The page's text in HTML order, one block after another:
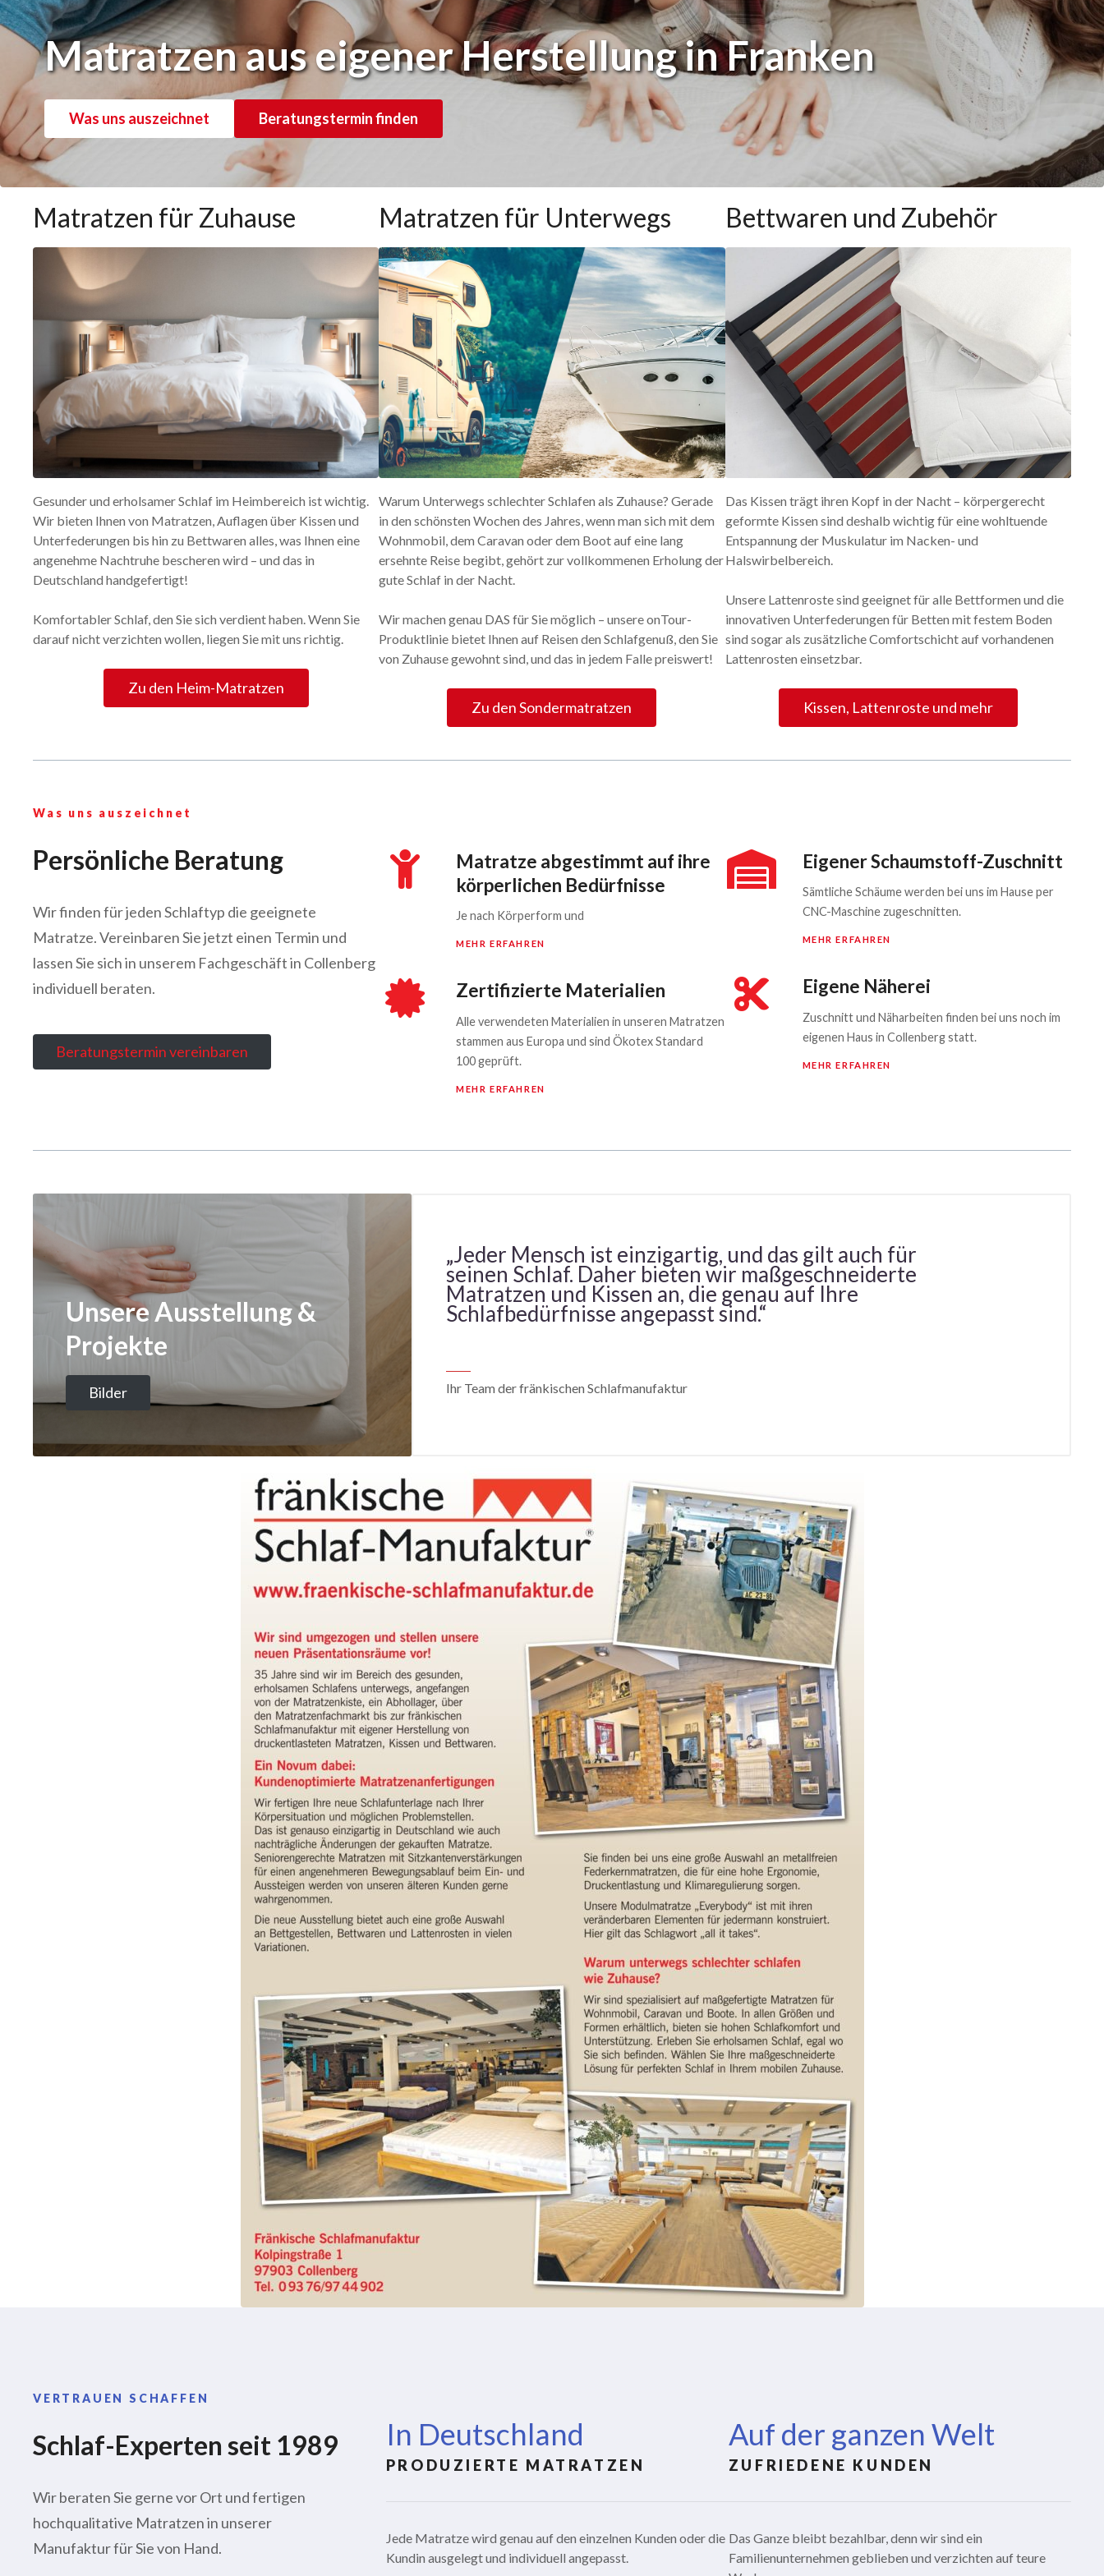
Matratzen aus eigener Herstellung in Franken
Was uns auszeichnet Beratungstermin finden
Matratzen für Zuhause
Gesunder und erholsamer Schlaf im Heimbereich ist wichtig.
Wir bieten Ihnen von Matratzen, Auflagen über Kissen und
Unterfederungen bis hin zu Bettwaren alles, was Ihnen eine
angenehme Nachtruhe bescheren wird – und das in
Deutschland handgefertigt!
Komfortabler Schlaf, den Sie sich verdient haben. Wenn Sie
darauf nicht verzichten wollen, liegen Sie mit uns richtig.
Zu den Heim-Matratzen
Matratzen für Unterwegs
Warum Unterwegs schlechter Schlafen als Zuhause? Gerade
in den schönsten Wochen des Jahres, wenn man sich mit dem
Wohnmobil, dem Caravan oder dem Boot auf eine lang
ersehnte Reise begibt, gehört zur vollkommenen Erholung der
gute Schlaf in der Nacht.
Wir machen genau DAS für Sie möglich – unsere onTour-
Produktlinie bietet Ihnen auf Reisen den Schlafgenuß, den Sie
von Zuhause gewohnt sind, und das in jedem Falle preiswert!
Zu den Sondermatratzen
Bettwaren und Zubehör
Das Kissen trägt ihren Kopf in der Nacht – körpergerecht
geformte Kissen sind deshalb wichtig für eine wohltuende
Entspannung der Muskulatur im Nacken- und
Halswirbelbereich.
Unsere Lattenroste sind geeignet für alle Bettformen und die
innovativen Unterfederungen für Betten mit festem Boden
sind sogar als zusätzliche Comfortschicht auf vorhandenen
Lattenrosten einsetzbar.
Kissen, Lattenroste und mehr
Was uns auszeichnet
Persönliche Beratung
Wir finden für jeden Schlaftyp die geeignete
Matratze. Vereinbaren Sie jetzt einen Termin und
lassen Sie sich in unserem Fachgeschäft in Collenberg
individuell beraten.
Beratungstermin vereinbaren
Matratze abgestimmt auf ihre
körperlichen Bedürfnisse
Je nach Körperform und
MEHR ERFAHREN
Zertifizierte Materialien
Alle verwendeten Materialien in unseren Matratzen
stammen aus Europa und sind Ökotex Standard
100 geprüft.
MEHR ERFAHREN
Eigener Schaumstoff-Zuschnitt
Sämtliche Schäume werden bei uns im Hause per
CNC-Maschine zugeschnitten.
MEHR ERFAHREN
Eigene Näherei
Zuschnitt und Näharbeiten finden bei uns noch im
eigenen Haus in Collenberg statt.
MEHR ERFAHREN
Unsere Ausstellung &
Projekte
Bilder
„Jeder Mensch ist einzigartig, und das gilt auch für
seinen Schlaf. Daher bieten wir maßgeschneiderte
Matratzen und Kissen an, die genau auf Ihre
Schlafbedürfnisse angepasst sind.“
Ihr Team der fränkischen Schlafmanufaktur
VERTRAUEN SCHAFFEN
Schlaf-Experten seit 1989
Wir beraten Sie gerne vor Ort und fertigen
hochqualitative Matratzen in unserer
Manufaktur für Sie von Hand.
In Deutschland
PRODUZIERTE MATRATZEN
Jede Matratze wird genau auf den einzelnen Kunden oder die
Kundin ausgelegt und individuell angepasst.
Auf der ganzen Welt
ZUFRIEDENE KUNDEN
Das Ganze bleibt bezahlbar, denn wir sind ein
Familienunternehmen geblieben und verzichten auf teure